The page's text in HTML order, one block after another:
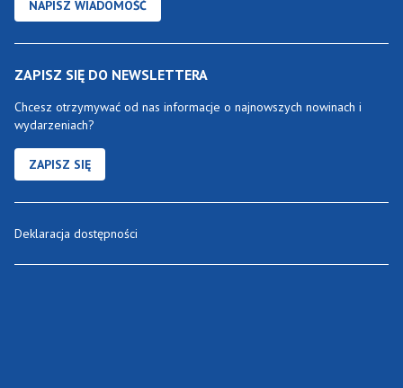
NAPISZ WIADOMOŚĆ
ZAPISZ SIĘ DO NEWSLETTERA
Chcesz otrzymywać od nas informacje o najnowszych nowinach i
wydarzeniach?
ZAPISZ SIĘ
Deklaracja dostępności